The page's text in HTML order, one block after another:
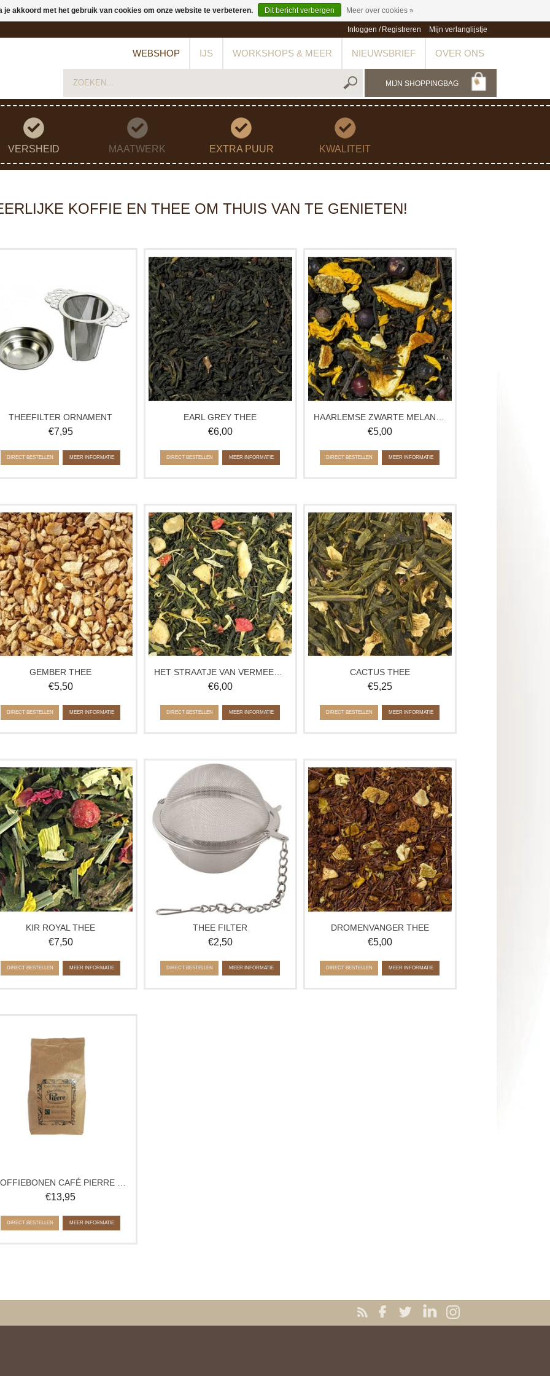
Inloggen / Registreren Mijn verlanglijstje
WEBSHOP IJS WORKSHOPS & MEER NIEUWSBRIEF OVER ONS
MIJN SHOPPINGBAG
VERSHEID MAATWERK EXTRA PUUR KWALITEIT
KOFFIE EN THEE OM THUIS VAN TE GENIETEN!
THEEFILTER ORNAMENT
€7,95
DIRECT BESTELLEN MEER INFORMATIE
Een heerlijke melange van Ceylon en
China thee. Door de toevoeging van
bergamotolie krijgt deze thee een licht
bitterzoete smaak.
Ca. 100 gram
EARL GREY THEE
€6,00
DIRECT BESTELLEN MEER INFORMATIE
the art of tea heeft een Haarlemse
zwarte Melange voor je samengesteld
welke de populaire smaakcreaties van
de thee-saloncultuur uit de jaren 20
eert. Experimenteer met de trektijd en
laat je verrassen door veranderende
smaken.
Ca. 100 gram
€5,00
DIRECT BESTELLEN MEER INFORMATIE
van Nigeriaanse herkomst. De
weldoende, licht zoete pikantheid
wordt aangevuld door een natuurlijk
zachte citroennotie.
Ca. 100 gram
GEMBER THEE
€5,50
DIRECT BESTELLEN MEER INFORMATIE
Een schilderachtige combinatie van
groene thee met banaan.
Ca. 100 gram
€6,00
DIRECT BESTELLEN MEER INFORMATIE
Een fijne groene thee met zachte
cactusbloesems.
Ca. 100 gram
CACTUS THEE
€5,25
DIRECT BESTELLEN MEER INFORMATIE
melange van witte en groene thee
met een combinatie van kruiden en
die de smaak van champagne
zal evenaren.
Ca. 100 gram
KIR ROYAL THEE
€7,50
DIRECT BESTELLEN MEER INFORMATIE
Dit traditionele thee ei heeft een
handige ketting waarmee hij aan de
rand van uw glas is te bevestigen.
THEE FILTER
€2,50
DIRECT BESTELLEN MEER INFORMATIE
Deze compositie krijgt zijn fruitige,
frisse smaak door de aangenaam, licht
zure smaak van Scandinavische
duindoornbessen, harmonisch
afgerond met een zoete
sinaasappelnotie.
Ca. 100 gram
DROMENVANGER THEE
€5,00
DIRECT BESTELLEN MEER INFORMATIE
100% fairtrade. De bonen komen uit
Ethiopië, Colombia en Flores.
De combinatie geeft een smaakpalet
van zacht zure fruitigheid met een
aardse cacaosmaak in de afdronk.
ca. 500 gram
€13,95
DIRECT BESTELLEN MEER INFORMATIE
je akkoord met het gebruik van cookies om onze website te verbeteren. Dit bericht verbergen Meer over cookies »